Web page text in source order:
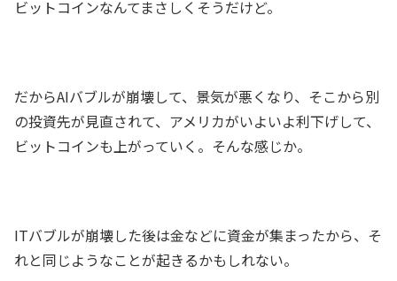
ビットコインなんてまさしくそうだけど。
だからAIバブルが崩壊して、景気が悪くなり、そこから別
の投資先が見直されて、アメリカがいよいよ利下げして、
ビットコインも上がっていく。そんな感じか。
ITバブルが崩壊した後は金などに資金が集まったから、そ
れと同じようなことが起きるかもしれない。